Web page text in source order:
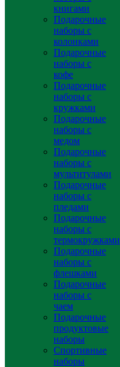
книгами
Подарочные
наборы с
колонками
Подарочные
наборы с
кофе
Подарочные
наборы с
кружками
Подарочные
наборы с
медом
Подарочные
наборы с
мультитулами
Подарочные
наборы с
пледами
Подарочные
наборы с
термокружками
Подарочные
наборы с
флешками
Подарочные
наборы с
чаем
Подарочные
продуктовые
наборы
Спортивные
наборы